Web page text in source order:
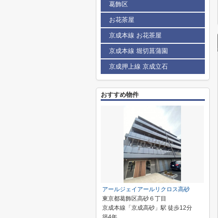
葛飾区
お花茶屋
京成本線 お花茶屋
京成本線 堀切菖蒲園
京成押上線 京成立石
おすすめ物件
アールジェイアールリクロス高砂
東京都葛飾区高砂６丁目
京成本線「京成高砂」駅 徒歩12分